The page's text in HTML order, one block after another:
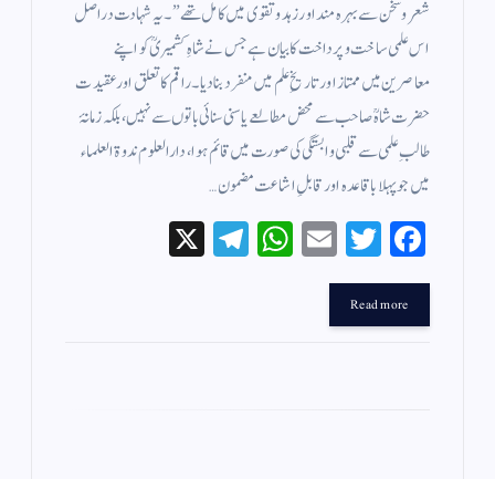
شعر و سخن سے بہرہ مند اور زہد و تقوى میں کامل تھے” ۔ یہ شہادت دراصل
اس علمی ساخت و پرداخت کا بیان ہے جس نے شاہِ کشمیریؒ کو اپنے
معاصرین میں ممتاز اور تاریخِ علم میں منفرد بنا دیا۔راقم کا تعلق اور عقیدت
حضرت شاہؒ صاحب سے محض مطالعے یا سنی سنائی باتوں سے نہیں، بلکہ زمانۂ
طالبِ علمی سے قلبی وابستگی کی صورت میں قائم ہوا، دارالعلوم ندوۃ العلماء
میں جو پہلا باقاعدہ اور قابلِ اشاعت مضمون…
Fa
ce
bo
ok
T
wi
r
E
W
Te
Read more